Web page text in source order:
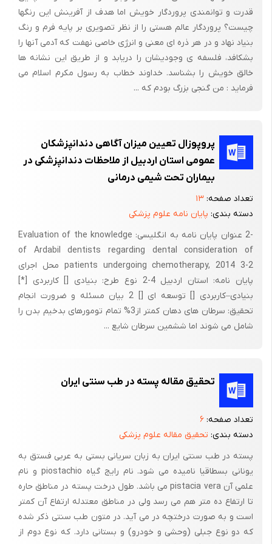
ناحیه نمی تواند بطور آزاد جریان پیدا کند. استفاده از انرژی رنگ
مناسب، می تواند به دور کردن و از بین بردن احساس های منفی، آزاد
کردن توقف (مشکل) و متعادل سازی دوباره بدن کمک کند.
رنگ بطور ساده نوری از طول موج ها و فرکانس های متفاوت است و
نور تنها یکی از شکل های انرژی است که از فوتون ساخته شده است ،
آشکاری که می بینیم تشکیل یک رنگین کمان داده اند. طول موج و
فرکانس نوری که ما می بینیم در رنگی که می بینیم تاثیر دارد.
7 رنگ بنفش، بنفش آبی، آبی، سبز، زرد، نارنجی و قرمز طول موج ها و
فرکانس های متفاوتی دارند. قرمز در پایین ترین قسمت یک منشور
رنگی قرار دارد و بالاترین طول موج را دارد اما فرکانس کمتری دارد، وقتی
یک منشور در مسیر نور خورشید قرار می گیرد این رنگها ( 7 رنگ) قابل
دیدن و آشکار می شوند که این اتفاق به وسیله شکست نور انجام می
شود.
فرکانس، موج تشخیص داده شده بوسیله شماری از موج های کامل یا
طول موجی که در هر ثانیه از نقطه ای معین عبور می کند است. این
تفاوت بین طول موج ها و فرکانس ها است که موجب تفاوت رنگهای
موج و فرکانس ویژه و معینی شنیده می شود، بنابراین مثلا رنگ آبی در
طول موج و فرکانس ویژه ای قابل رویت است.
آبی بنفش، آبی و رنگهای فرکانس پایین تر: زرد، نارنجی و قرمز است.
هر درمان ممکن است شیوه ای مخصوص به خود داشته باشد.
شیوه های مختلفی مانند: مدیتیشن (تمرکز با رنگ)، آب سولاریزه شده،
تنفس رنگ ، استفاده از حریر رنگی، قرار گرفتن تحت تمرکز نور رنگی
(اتاق نور light box ) که اغلب رایج است، وجود دارد.
قدرت و توانمندی پروردگار خویش اما هدف از آفرینش این رنگها
چیست؟ پروردگار عالم هستی را از نظر تصویری بر پایه فرم و رنگ
بنیاد نهاد و در هر ذره ای معنی و انرژی خاصی نهفت که آدمی آنها را
بشکافد، فلسفه ی وجودیشان را دریابد و از طریق این نشانه ها
خالق خویش را بشناسد. خداوند خطاب به رسول مکرم اسلام می
فرماید : من گنجی بزرگ بودم که ...
پروپوزال تعیین میزان آگاهی دندانپزشکان
عمومی استان اردبیل از ملاحظات دندانپزشکی در
بیماران تحت شیمی درمانی
تعداد صفحه: ۱۳
دسته بندی: پایان نامه علوم پزشکی
-2 عنوان پایان نامه به انگلیسی: Evaluation of the knowledge
of Ardabil dentists regarding dental consideration of
patients undergoing chemotherapy, 2014 3-2 محل اجرای
پایان نامه: استان اردبیل 4-2 نوع طرح: بنیادی [] کاربردی [*]
بنیادی–کاربردی [] توسعه ای [] 2 بیان مسئله و ضرورت انجام
تحقیق: سرطان های دهان کمتر از3% تمام تومورهای بدخیم بدن را
شامل می شوند اما ششمین سرطان شایع ...
تحقیق مقاله پسته در طب سنتی ایران
تعداد صفحه: ۶
دسته بندی: تحقیق مقاله علوم پزشکی
پسته در طب سنتی ایران به زبان سریانی بستی به عربی فستق به
یونانی بسطاقیا نامیده می شود. نام رایج گیاه piostachio و نام
علمی آن pistacia vera می باشد. طول درخت پسته در مناطق حاره
تا ارتفاع ده متر هم می رسد ولی در مناطق معتدله ارتفاع آن کمتر
است و به صورت درختچه در می آید. در متون طب سنتی ذکر شده
که دو نوع جبلی (وحشی و خودرو) و بستانی دارد. که نوع دوم از